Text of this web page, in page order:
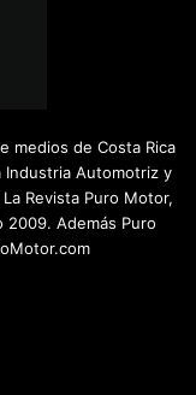
medios de Costa Rica
Industria Automotriz y
Revista Puro Motor,
2009. Además Puro